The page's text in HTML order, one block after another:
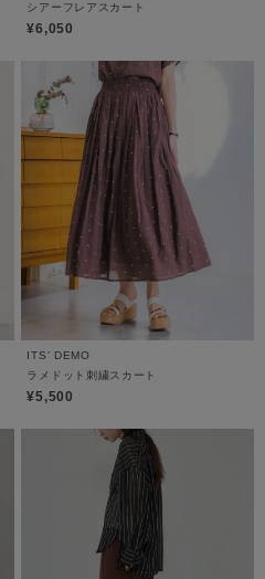
シアーフレアスカート
¥6,050
ITS' DEMO
ラメドット刺繍スカート
¥5,500